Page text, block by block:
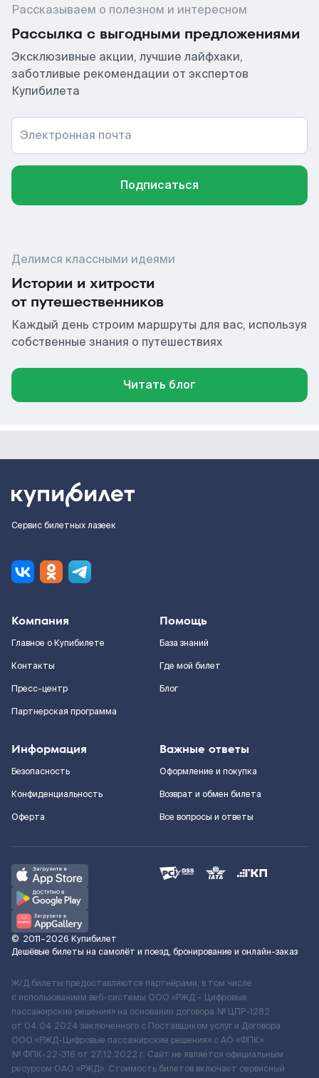
Рассказываем о полезном и интересном
Рассылка с выгодными предложениями
Эксклюзивные акции, лучшие лайфхаки,
заботливые рекомендации от экспертов
Купибилета
Электронная почта
Подписаться
Делимся классными идеями
Истории и хитрости
от путешественников
Каждый день строим маршруты для вас, используя
собственные знания о путешествиях
Читать блог
Сервис билетных лазеек
Компания
Главное о Купибилете
Контакты
Пресс-центр
Партнерская программа
Помощь
База знаний
Где мой билет
Блог
Информация
Безопасность
Конфиденциальность
Оферта
Важные ответы
Оформление и покупка
Возврат и обмен билета
Все вопросы и ответы
© 2011–2026 Купибилет
Дешёвые билеты на самолёт и поезд, бронирование и онлайн-заказ
Ж/Д билеты предоставляются партнёрами, в том числе
с использованием веб-системы ООО «РЖД – Цифровые
пассажирские решения» на основании договора № ЦПР-1282
от 04.04.2024 заключенного с Поставщиком услуг и Договора
ООО «РЖД-Цифровые пассажирские решения» c АО «ФПК»
№ ФПК-22-316 от 27.12.2022 г. Сайт не является официальным
ресурсом ОАО «РЖД». Стоимость билетов включает сервисный